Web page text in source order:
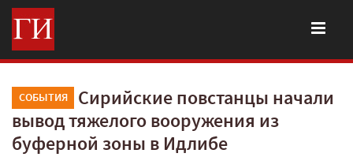
СОБЫТИЯ
Сирийские повстанцы начали
вывод тяжелого вооружения из
буферной зоны в Идлибе